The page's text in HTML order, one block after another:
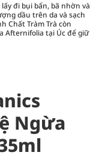
đi bụi bẩn, bã nhờn và
dầu trên da và sạch
Chất Tràm Trà còn
Afternifolia tại Úc để giữ
Ngừa